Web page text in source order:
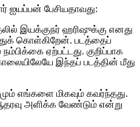
ஐயப்பன் பேசியதாவது:
இயக்குநர் ஹரிஷுக்கு எனது
கொள்கிறேன். படத்தைப்
நம்பிக்கை ஏற்பட்டது. குறிப்பாக
காலையிலேயே இந்தப் படத்தின் மீது
எங்களை மிகவும் கவர்ந்தது.
அளிக்க வேண்டும் என்று